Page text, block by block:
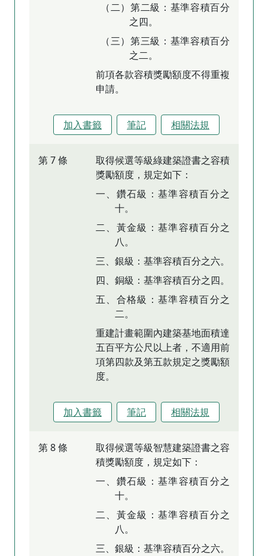
（二）第二級：基準容積百分
之四。
（三）第三級：基準容積百分
之二。
前項各款容積獎勵額度不得重複
申請。
加入書籤 筆記 相關法規
第 7 條
取得候選等級綠建築證書之容積
獎勵額度，規定如下：
一、鑽石級：基準容積百分之
十。
二、黃金級：基準容積百分之
八。
三、銀級：基準容積百分之六。
四、銅級：基準容積百分之四。
五、合格級：基準容積百分之
二。
重建計畫範圍內建築基地面積達
五百平方公尺以上者，不適用前
項第四款及第五款規定之獎勵額
度。
加入書籤 筆記 相關法規
第 8 條
取得候選等級智慧建築證書之容
積獎勵額度，規定如下：
一、鑽石級：基準容積百分之
十。
二、黃金級：基準容積百分之
八。
三、銀級：基準容積百分之六。